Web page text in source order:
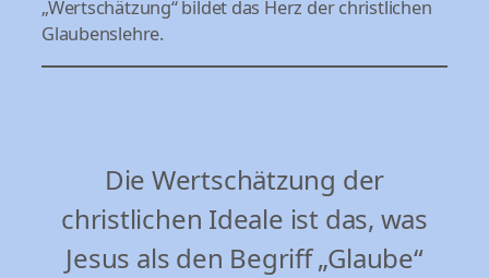
„Wertschätzung“ bildet das Herz der christlichen
Glaubenslehre.
Die Wertschätzung der
christlichen Ideale ist das, was
Jesus als den Begriff „Glaube“